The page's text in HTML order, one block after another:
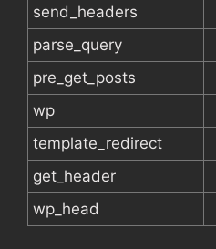
send_headers
parse_query
pre_get_posts
wp
template_redirect
get_header
wp_head